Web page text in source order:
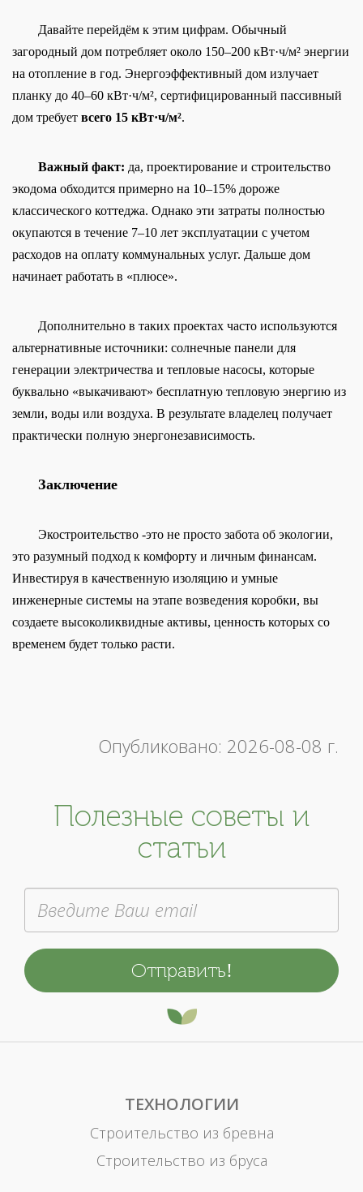
Давайте перейдём к этим цифрам. Обычный
загородный дом потребляет около 150–200 кВт·ч/м² энергии
на отопление в год. Энергоэффективный дом излучает
планку до 40–60 кВт·ч/м², сертифицированный пассивный
дом требует всего 15 кВт·ч/м².
Важный факт: да, проектирование и строительство
экодома обходится примерно на 10–15% дороже
классического коттеджа. Однако эти затраты полностью
окупаются в течение 7–10 лет эксплуатации с учетом
расходов на оплату коммунальных услуг. Дальше дом
начинает работать в «плюсе».
Дополнительно в таких проектах часто используются
альтернативные источники: солнечные панели для
генерации электричества и тепловые насосы, которые
буквально «выкачивают» бесплатную тепловую энергию из
земли, воды или воздуха. В результате владелец получает
практически полную энергонезависимость.
Заключение
Экостроительство -это не просто забота об экологии,
это разумный подход к комфорту и личным финансам.
Инвестируя в качественную изоляцию и умные
инженерные системы на этапе возведения коробки, вы
создаете высоколиквидные активы, ценность которых со
временем будет только расти.
Опубликовано: 2026-08-08 г.
Полезные советы и
статьи
ТЕХНОЛОГИИ
Строительство из бревна
Строительство из бруса